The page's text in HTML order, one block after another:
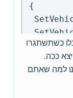
{
} else {
כשתשתגרו
ככה.
למה שאתם